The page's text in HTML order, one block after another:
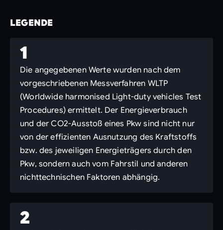
LEGENDE
1
Die angegebenen Werte wurden nach dem
vorgeschriebenen Messverfahren WLTP
(Worldwide harmonised Light-duty vehicles Test
Procedures) ermittelt. Der Energieverbrauch
und der CO2-Ausstoß eines Pkw sind nicht nur
von der effizienten Ausnutzung des Kraftstoffs
bzw. des jeweiligen Energieträgers durch den
Pkw, sondern auch vom Fahrstil und anderen
nichttechnischen Faktoren abhängig.
2